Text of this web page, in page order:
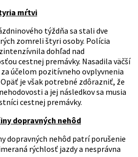
mŕtvi
týždňa sa stali dve
zomreli štyri osoby. Polícia
dohľad nad
cestnej premávky. Nasadila väčší
účelom pozitívneho ovplyvnenia
je však potrebné zdôrazniť, že
a jej následkov sa musia
cestnej premávky.
dopravných nehôd
dopravných nehôd patrí porušenie
rýchlosť jazdy a nesprávna